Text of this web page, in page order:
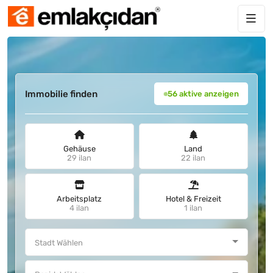
Immobilie finden 56 aktive anzeigen
Gehäuse
29 ilan
Land
22 ilan
Arbeitsplatz
4 ilan
Hotel & Freizeit
1 ilan